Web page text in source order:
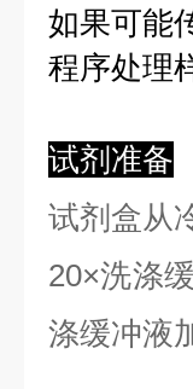
如果可能
程序处理
试剂准备
试剂盒从
20×洗涤
涤缓冲液